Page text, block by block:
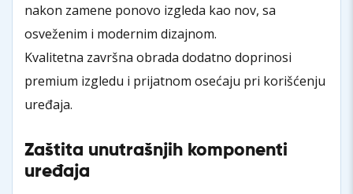
nakon zamene ponovo izgleda kao nov, sa
osveženim i modernim dizajnom.
Kvalitetna završna obrada dodatno doprinosi
premium izgledu i prijatnom osećaju pri korišćenju
uređaja.
Zaštita unutrašnjih komponenti
uređaja